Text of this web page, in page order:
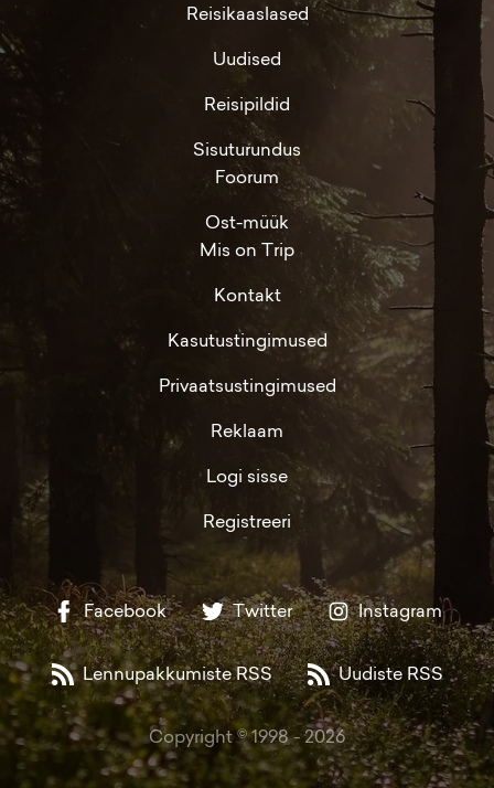
Reisikaaslased
Uudised
Reisipildid
Sisuturundus
Foorum
Ost-müük
Mis on Trip
Kontakt
Kasutustingimused
Privaatsustingimused
Reklaam
Logi sisse
Registreeri
Facebook Twitter Instagram
Lennupakkumiste RSS Uudiste RSS
Copyright © 1998 -2026